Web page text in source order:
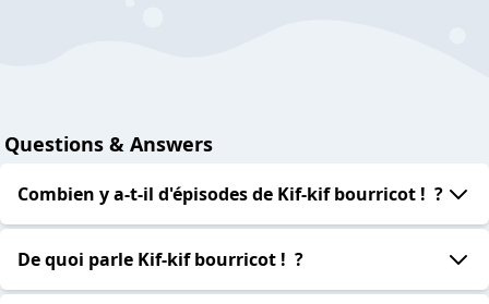
Questions & Answers
Combien y a-t-il d'épisodes de Kif-kif bourricot ! ?
De quoi parle Kif-kif bourricot ! ?